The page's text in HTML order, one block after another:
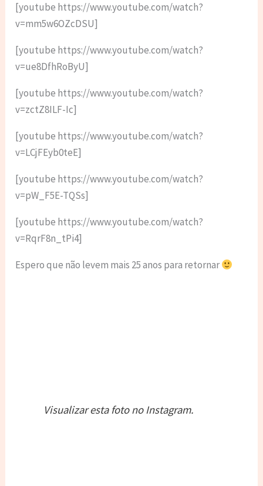
[youtube https://www.youtube.com/watch?
v=mm5w6OZcDSU]
[youtube https://www.youtube.com/watch?
v=ue8DfhRoByU]
[youtube https://www.youtube.com/watch?
v=zctZ8ILF-Ic]
[youtube https://www.youtube.com/watch?
v=LCjFEyb0teE]
[youtube https://www.youtube.com/watch?
v=pW_F5E-TQSs]
[youtube https://www.youtube.com/watch?
v=RqrF8n_tPi4]
Espero que não levem mais 25 anos para retornar
Visualizar esta foto no Instagram.